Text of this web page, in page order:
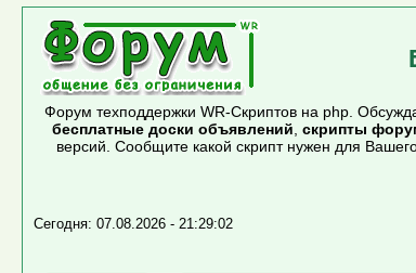
Форум техподдержки WR-Скриптов на php.
бесплатные доски объявлений скрипты
версий. Сообщите какой скрипт нужен для
Сегодня: 07.08.2026 - 21:29:02